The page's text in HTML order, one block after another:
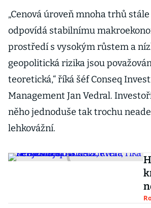
„Cenová úroveň mnoha trhů
odpovídá stabilnímu
prostředí s vysokým růstem a
geopolitická rizika jsou
teoretická,“ říká šéf Conseq
Management Jan Vedral.
něho jednoduše tak trochu
lehkovážní.